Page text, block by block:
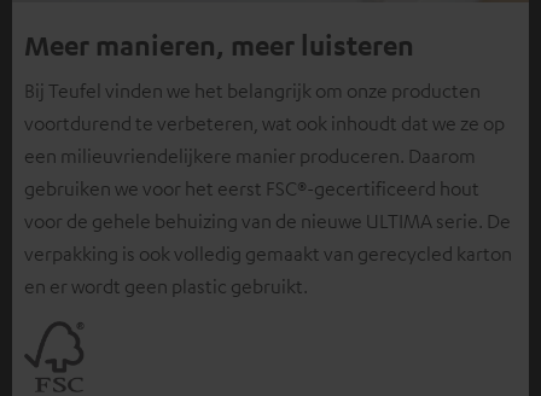
Meer manieren, meer luisteren
Bij Teufel vinden we het belangrijk om onze producten
voortdurend te verbeteren, wat ook inhoudt dat we ze op
een milieuvriendelijkere manier produceren. Daarom
gebruiken we voor het eerst FSC®-gecertificeerd hout
voor de gehele behuizing van de nieuwe ULTIMA serie. De
verpakking is ook volledig gemaakt van gerecycled karton
en er wordt geen plastic gebruikt.